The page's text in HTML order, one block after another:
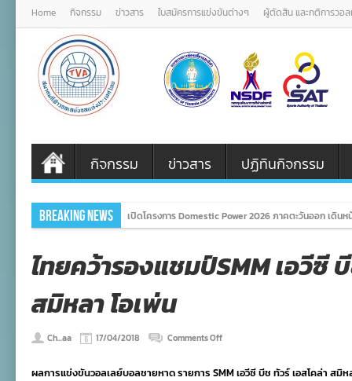
Home กิจกรรม ข่าวสาร ใบสมัครการแข่งขันต่างๆ ผู้ตัดสิน และกติการวอ
กิจกรรม ข่าวสาร ปฏิทินกิจกรรม
Breaking News เปิดโครงการ Domestic Power 2026 ภาคตะวันออก เดิ
ไทยคว้ารองแชมป์SMM เอวีซี
สมิหลา โอเพ่น
Ch...aa 17/04/2018 Comments Offon
รอง
ผลการแข่งขันวอลเลย์บอลชายหาด รายการ SMM เอวีซี บีช ทัวร์ เอสโคล่า สมิ